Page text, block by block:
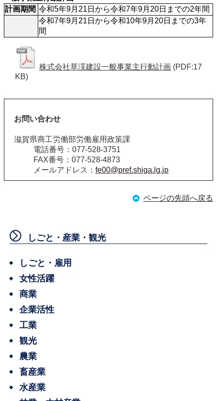
計画期間 令和5年9月21日から令和7年9月20日までの2年間
令和7年9月21日から令和10年9月20日までの3年
間
株式会社草渓建設一般事業主行動計画 (PDF:17
KB)
お問い合わせ
滋賀県商工労働部労働雇用政策課
電話番号：077-528-3751
FAX番号：077-528-4873
メールアドレス： fe00@pref.shiga.lg.jp
ページの先頭へ戻る
しごと・産業・観光
しごと・雇用
女性活躍
商業
企業活性
工業
観光
農業
畜産業
水産業